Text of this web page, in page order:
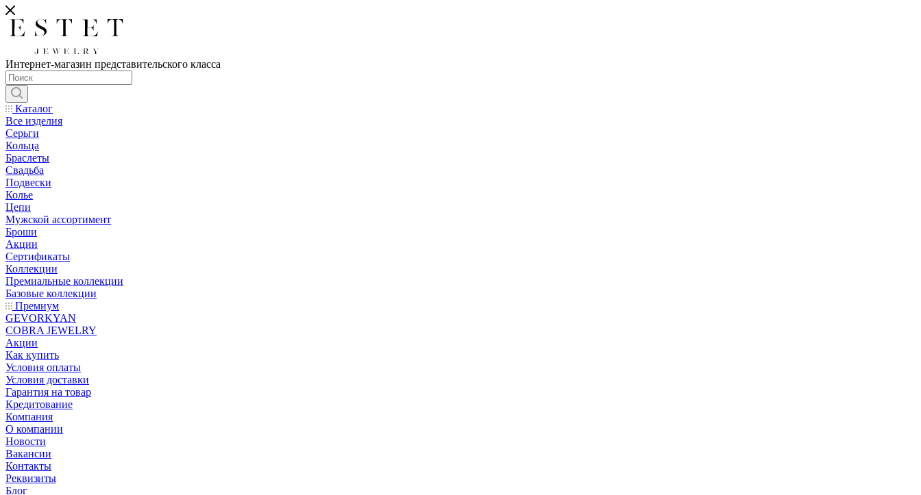
Интернет-магазин представительского класса
Каталог
Все изделия
Серьги
Кольца
Браслеты
Свадьба
Подвески
Колье
Цепи
Мужской ассортимент
Броши
Акции
Сертификаты
Коллекции
Премиальные коллекции
Базовые коллекции
Премиум
GEVORKYAN
COBRA JEWELRY
Акции
Как купить
Условия оплаты
Условия доставки
Гарантия на товар
Кредитование
Компания
О компании
Новости
Вакансии
Контакты
Реквизиты
Блог